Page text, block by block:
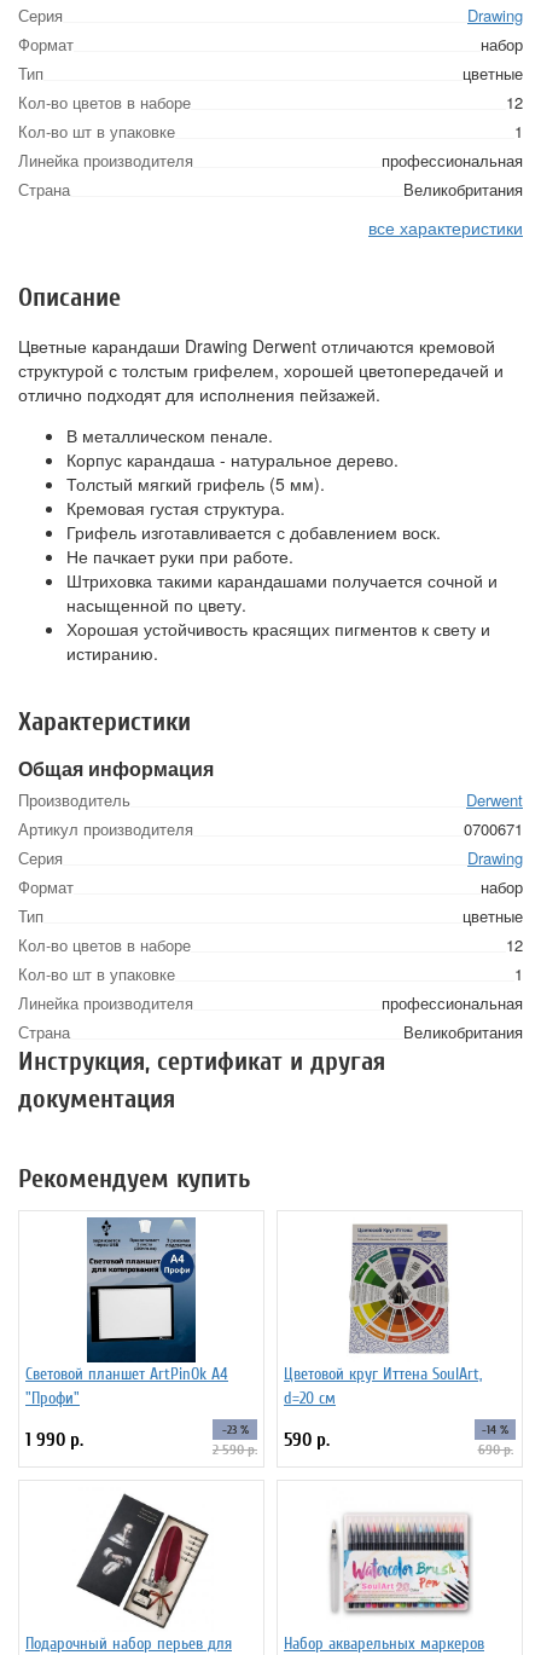
Серия
Drawing
Формат
набор
Тип
цветные
Кол-во цветов в наборе
12
Кол-во шт в упаковке
1
Линейка производителя
профессиональная
Страна
Великобритания
все характеристики
Описание
Цветные карандаши Drawing Derwent отличаются кремовой
структурой с толстым грифелем, хорошей цветопередачей и
отлично подходят для исполнения пейзажей.
В металлическом пенале.
Корпус карандаша - натуральное дерево.
Толстый мягкий грифель (5 мм).
Кремовая густая структура.
Грифель изготавливается с добавлением воск.
Не пачкает руки при работе.
Штриховка такими карандашами получается сочной и
насыщенной по цвету.
Хорошая устойчивость красящих пигментов к свету и
истиранию.
Характеристики
Общая информация
Производитель
Derwent
Артикул производителя
0700671
Серия
Drawing
Формат
набор
Тип
цветные
Кол-во цветов в наборе
12
Кол-во шт в упаковке
1
Линейка производителя
профессиональная
Страна
Великобритания
Инструкция, сертификат и другая
документация
Рекомендуем купить
Световой планшет ArtPinOk А4
"Профи"
1 990 р. -23 %
2 590 р.
Цветовой круг Иттена SoulArt,
d=20 см
590 р. -14 %
690 р.
Подарочный набор перьев для
Набор акварельных маркеров